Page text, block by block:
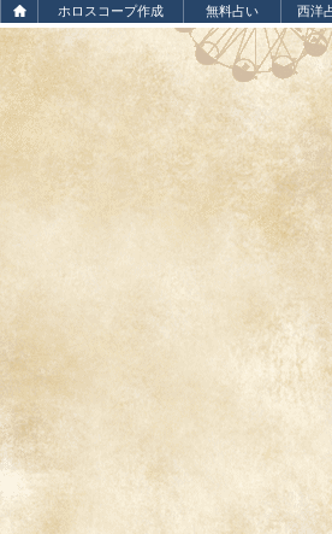
ホロスコープ作成 無料占い 西洋